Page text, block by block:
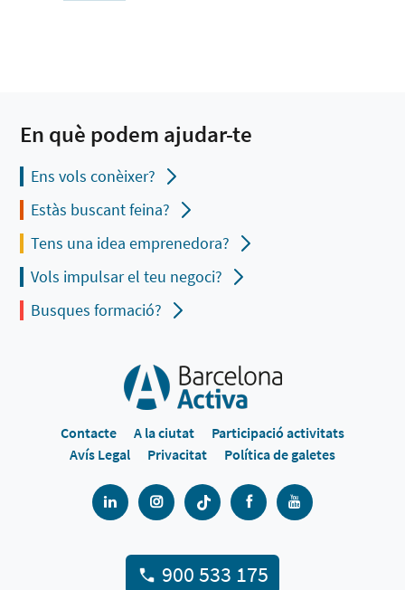
En què podem ajudar-te
Ens vols conèixer?
Estàs buscant feina?
Tens una idea emprenedora?
Vols impulsar el teu negoci?
Busques formació?
Contacte A la ciutat
Participació activitats
Avís Legal
Privacitat Política de galetes
900 533 175